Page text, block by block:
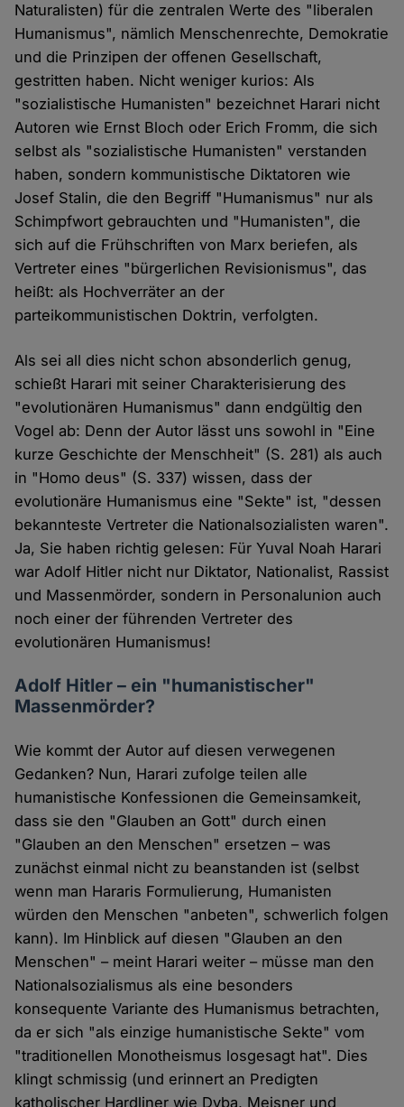
Naturalisten) für die zentralen Werte des "liberalen
Humanismus", nämlich Menschenrechte, Demokratie
und die Prinzipen der offenen Gesellschaft,
gestritten haben. Nicht weniger kurios: Als
"sozialistische Humanisten" bezeichnet Harari nicht
Autoren wie Ernst Bloch oder Erich Fromm, die sich
selbst als "sozialistische Humanisten" verstanden
haben, sondern kommunistische Diktatoren wie
Josef Stalin, die den Begriff "Humanismus" nur als
Schimpfwort gebrauchten und "Humanisten", die
sich auf die Frühschriften von Marx beriefen, als
Vertreter eines "bürgerlichen Revisionismus", das
heißt: als Hochverräter an der
parteikommunistischen Doktrin, verfolgten.
Als sei all dies nicht schon absonderlich genug,
schießt Harari mit seiner Charakterisierung des
"evolutionären Humanismus" dann endgültig den
Vogel ab: Denn der Autor lässt uns sowohl in "Eine
kurze Geschichte der Menschheit" (S. 281) als auch
in "Homo deus" (S. 337) wissen, dass der
evolutionäre Humanismus eine "Sekte" ist, "dessen
bekannteste Vertreter die Nationalsozialisten waren".
Ja, Sie haben richtig gelesen: Für Yuval Noah Harari
war Adolf Hitler nicht nur Diktator, Nationalist, Rassist
und Massenmörder, sondern in Personalunion auch
noch einer der führenden Vertreter des
evolutionären Humanismus!
Adolf Hitler – ein "humanistischer"
Massenmörder?
Wie kommt der Autor auf diesen verwegenen
Gedanken? Nun, Harari zufolge teilen alle
humanistische Konfessionen die Gemeinsamkeit,
dass sie den "Glauben an Gott" durch einen
"Glauben an den Menschen" ersetzen – was
zunächst einmal nicht zu beanstanden ist (selbst
wenn man Hararis Formulierung, Humanisten
würden den Menschen "anbeten", schwerlich folgen
kann). Im Hinblick auf diesen "Glauben an den
Menschen" – meint Harari weiter – müsse man den
Nationalsozialismus als eine besonders
konsequente Variante des Humanismus betrachten,
da er sich "als einzige humanistische Sekte" vom
"traditionellen Monotheismus losgesagt hat". Dies
klingt schmissig (und erinnert an Predigten
katholischer Hardliner wie Dyba, Meisner und